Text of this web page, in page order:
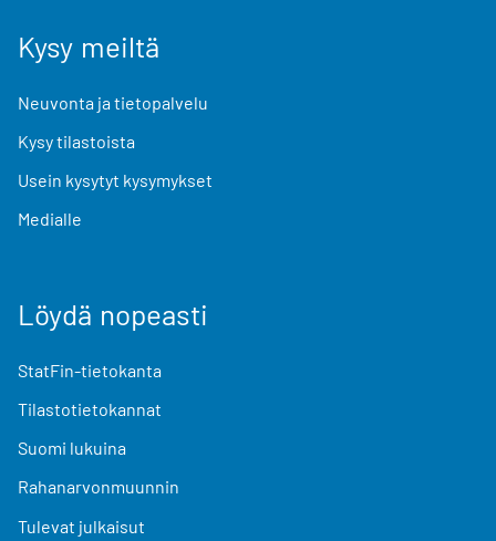
Kysy meiltä
Neuvonta ja tietopalvelu
Kysy tilastoista
Usein kysytyt kysymykset
Medialle
Löydä nopeasti
StatFin-tietokanta
Tilastotietokannat
Suomi lukuina
Rahanarvonmuunnin
Tulevat julkaisut